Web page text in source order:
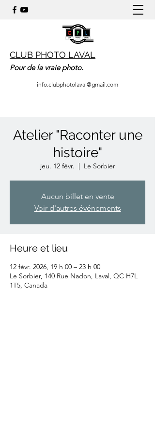
CLUB PHOTO LAVAL
Pour de la vraie photo.
info.clubphotolaval@gmail.com
Atelier "Raconter une
histoire"
jeu. 12 févr.
  |
Le Sorbier
Aucun billet en vente
Voir d'autres événements
Heure et lieu
12 févr. 2026, 19 h 00 – 23 h 00
Le Sorbier, 140 Rue Nadon, Laval, QC H7L
1T5, Canada